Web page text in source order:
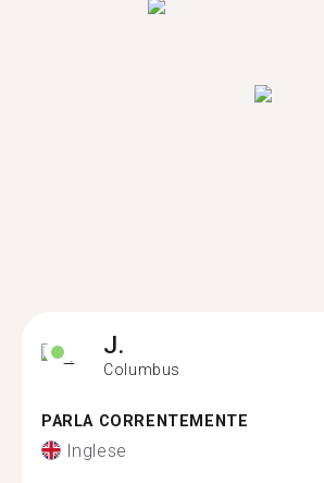
J.
Columbus
PARLA CORRENTEMENTE
Inglese